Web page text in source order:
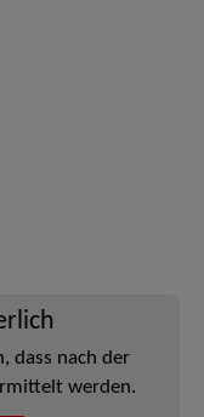
dass nach der
werden.